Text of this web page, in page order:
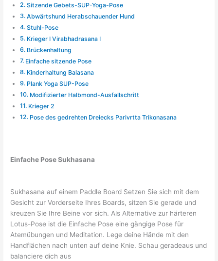
Sitzende Gebets-SUP-Yoga-Pose
Abwärtshund Herabschauender Hund
Stuhl-Pose
Krieger I Virabhadrasana I
Brückenhaltung
Einfache sitzende Pose
Kinderhaltung Balasana
Plank Yoga SUP-Pose
Modifizierter Halbmond-Ausfallschritt
Krieger 2
Pose des gedrehten Dreiecks Parivrtta Trikonasana
Einfache Pose Sukhasana
Sukhasana auf einem Paddle Board Setzen Sie sich mit dem
Gesicht zur Vorderseite Ihres Boards, sitzen Sie gerade und
kreuzen Sie Ihre Beine vor sich. Als Alternative zur härteren
Lotus-Pose ist die Einfache Pose eine gängige Pose für
Atemübungen und Meditation. Lege deine Hände mit den
Handflächen nach unten auf deine Knie. Schau geradeaus und
balanciere dich aus